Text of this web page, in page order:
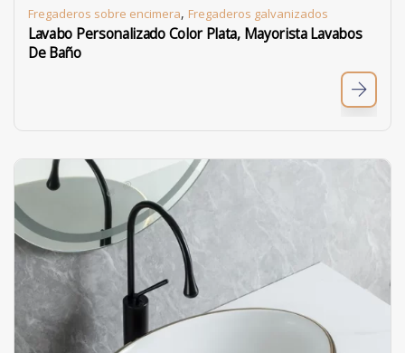
Fregaderos sobre encimera, Fregaderos galvanizados
Lavabo Personalizado Color Plata, Mayorista Lavabos
De Baño